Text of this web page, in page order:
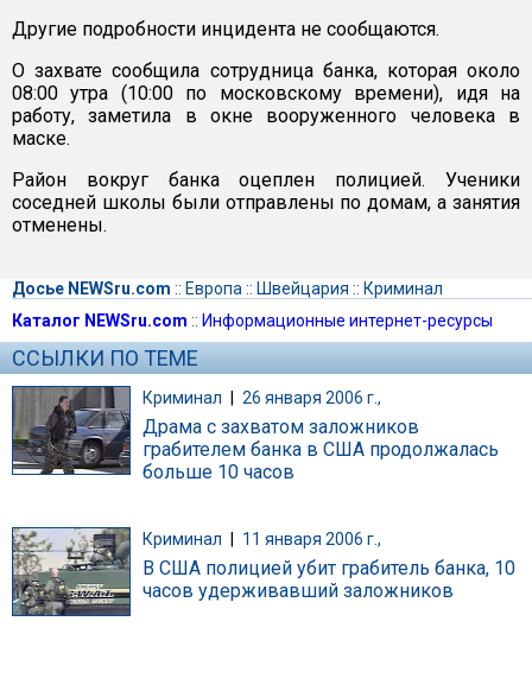
Другие подробности инцидента не сообщаются.
О захвате сообщила сотрудница банка, которая около
08:00 утра (10:00 по московскому времени), идя на
работу, заметила в окне вооруженного человека в
маске.
Район вокруг банка оцеплен полицией. Ученики
соседней школы были отправлены по домам, а занятия
отменены.
Досье NEWSru.com :: Европа :: Швейцария :: Криминал
Каталог NEWSru.com :: Информационные интернет-ресурсы
ССЫЛКИ ПО ТЕМЕ
Криминал | 26 января 2006 г.,
Драма с захватом заложников
грабителем банка в США продолжалась
больше 10 часов
Криминал 11 января 2006 г.,
В США полицией убит грабитель банка, 10
часов удерживавший заложников